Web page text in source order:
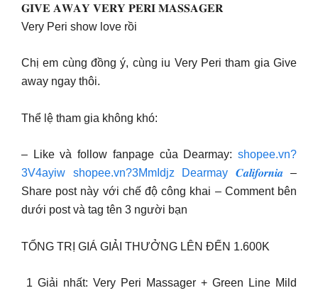
𝐆𝐈𝐕𝐄 𝐀𝐖𝐀𝐘 𝐕𝐄𝐑𝐘 𝐏𝐄𝐑𝐈 𝐌𝐀𝐒𝐒𝐀𝐆𝐄𝐑
Very Peri show love rồi
Chị em cùng đồng ý, cùng iu Very Peri tham gia Give
away ngay thôi.
Thể lệ tham gia không khó:
– Like và follow fanpage của Dearmay: shopee.vn?
3V4ayiw
shopee.vn?3MmIdjz Dearmay 𝑪𝒂𝒍𝒊𝒇𝒐𝒓𝒏𝒊𝒂 –
Share post này với chế độ công khai – Comment bên
dưới post và tag tên 3 người bạn
TỔNG TRỊ GIÁ GIẢI THƯỞNG LÊN ĐẾN 1.600K
️ 1 Giải nhất: Very Peri Massager + Green Line Mild